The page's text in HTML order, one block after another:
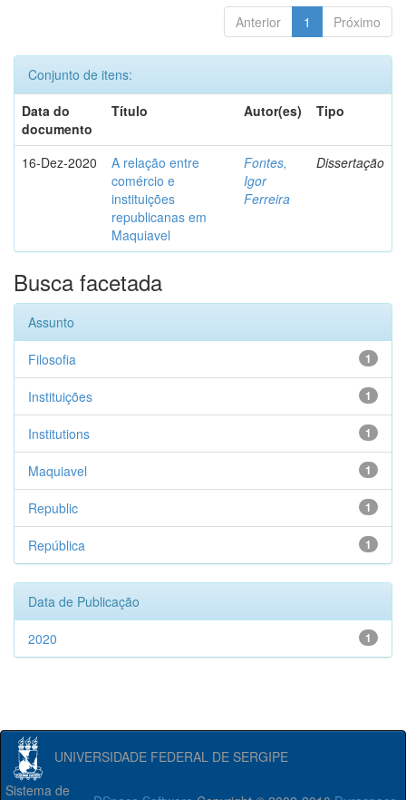
Anterior 1 Próximo
Conjunto de itens:
Data do
documento
Título Autor(es) Tipo
16-Dez-2020
A relação entre
comércio e
instituições
republicanas em
Maquiavel
Fontes,
Igor
Ferreira
Dissertação
Busca facetada
Assunto
1
Filosofia
1
Instituições
1
Institutions
1
Maquiavel
1
Republic
1
República
Data de Publicação
1
2020
UNIVERSIDADE FEDERAL DE SERGIPE
Sistema de